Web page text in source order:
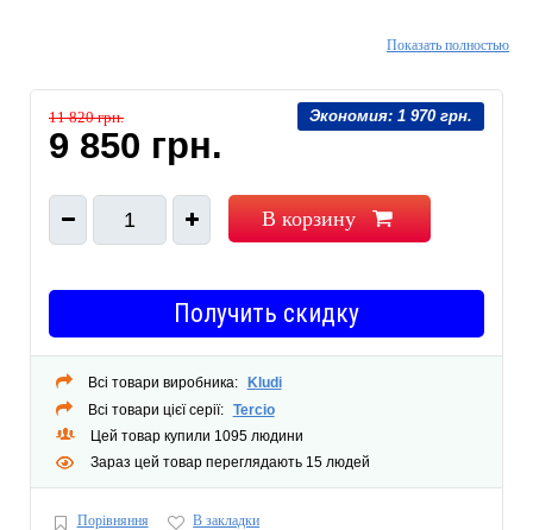
рукоятка выбора температуры с ограничителем горячей воды при 38С
с запорным вентилем
фильтры очистные
отвод для душа 1/2
эксцентрики
Показать полностью
Экономия: 1 970 грн.
11 820 грн.
9 850 грн.
1 В корзину
Получить скидку
Всі товари виробника:
Kludi
Всі товари цієї серії: Tercio
Цей товар купили 1095 людини
Зараз цей товар переглядають 15 людей
Порівняння В закладки